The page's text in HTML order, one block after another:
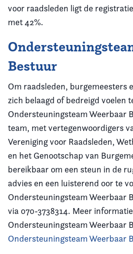
voor raadsleden ligt de
met 42%.
Bestuur
Om raadsleden, burgemeesters
zich belaagd of bedreigd voelen
Ondersteuningsteam Weerbaar
team, met vertegenwoordigers
Vereniging voor Raadsleden,
en het Genootschap van
bereikbaar om een steun in de
advies en een luisterend oor te
Ondersteuningsteam Weerbaar
via 070-3738314. Meer
Ondersteuningsteam Weerbaar
Ondersteuningsteam Weerbaar